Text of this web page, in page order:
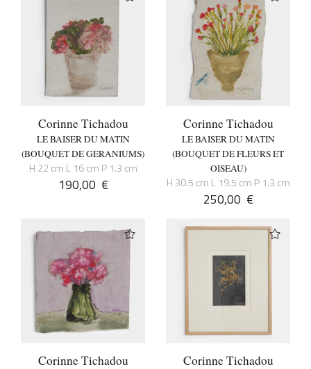
Corinne Tichadou
LE BAISER DU MATIN
(BOUQUET DE GERANIUMS)
H 22 cm L 16 cm P 1.3 cm
190,00 €
Corinne Tichadou
LE BAISER DU MATIN
(BOUQUET DE FLEURS ET
OISEAU)
H 30.5 cm L 19.5 cm P 1.3 cm
250,00 €
Corinne Tichadou Corinne Tichadou